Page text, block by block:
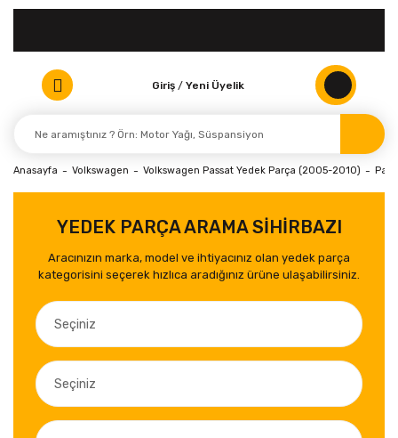
Giriş / Yeni Üyelik
Anasayfa Volkswagen Volkswagen Passat Yedek Parça (2005-2010)
YEDEK PARÇA ARAMA SİHİRBAZI
Aracınızın marka, model ve ihtiyacınız olan yedek parça
kategorisini seçerek hızlıca aradığınız ürüne ulaşabilirsiniz.